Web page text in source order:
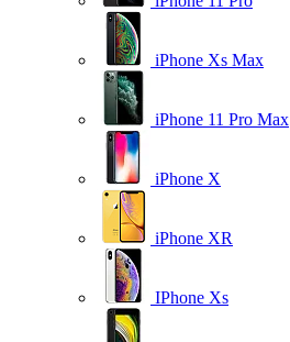
iPhone Xs Max
iPhone 11 Pro Max
iPhone X
iPhone XR
IPhone Xs